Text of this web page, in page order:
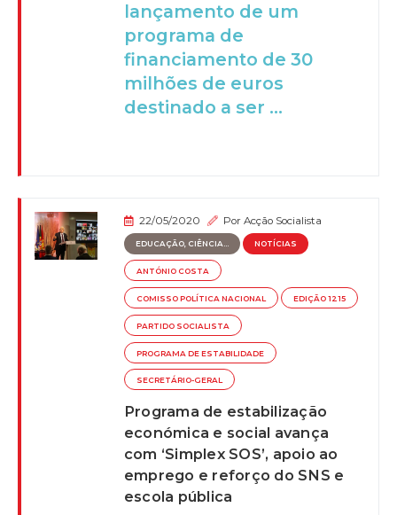
lançamento de um
programa de
financiamento de 30
milhões de euros
destinado a ser ...
22/05/2020 PorAcção Socialista
EDUCAÇÃO, CIÊNCIA... NOTÍCIAS
ANTÓNIO COSTA
COMISSO POLÍTICA NACIONAL EDIÇÃO 1215
PARTIDO SOCIALISTA
PROGRAMA DE ESTABILIDADE
SECRETÁRIO-GERAL
Programa de estabilização
económica e social avança
com ‘Simplex SOS’, apoio ao
emprego e reforço do SNS e
escola pública